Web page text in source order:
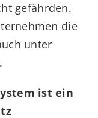
gefährden.
die
unter
ist ein